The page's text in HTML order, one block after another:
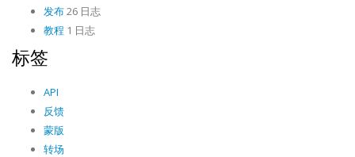
发布26 日志
教程 1 日志
标签
API
反馈
蒙版
转场